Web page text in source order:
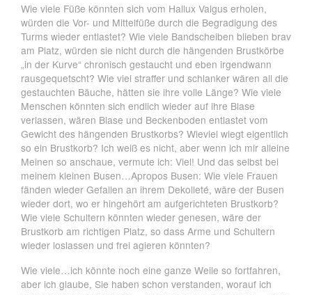
Wie viele Füße könnten sich vom Hallux Valgus erholen,
würden die Vor- und Mittelfüße durch die Begradigung des
Turms wieder entlastet? Wie viele Bandscheiben blieben brav
am Platz, würden sie nicht durch die hängenden Brustkörbe
„in der Kurve“ chronisch gestaucht und eben irgendwann
rausgequetscht? Wie viel straffer und schlanker wären all die
gestauchten Bäuche, hätten sie ihre volle Länge? Wie viele
Menschen könnten sich endlich wieder auf ihre Blase
verlassen, wären Blase und Beckenboden entlastet vom
Gewicht des hängenden Brustkorbs? Wieviel wiegt eigentlich
so ein Brustkorb? Ich weiß es nicht, aber wenn ich mir alleine
Meinen so anschaue, vermute ich: Viel! Und das selbst bei
meinem kleinen Busen…Apropos Busen: Wie viele Frauen
fänden wieder Gefallen an ihrem Dekolleté, wäre der Busen
wieder dort, wo er hingehört am aufgerichteten Brustkorb?
Wie viele Schultern könnten wieder genesen, wäre der
Brustkorb am richtigen Platz, so dass Arme und Schultern
wieder loslassen und frei agieren könnten?
Wie viele…ich könnte noch eine ganze Weile so fortfahren,
aber ich glaube, Sie haben schon verstanden, worauf ich